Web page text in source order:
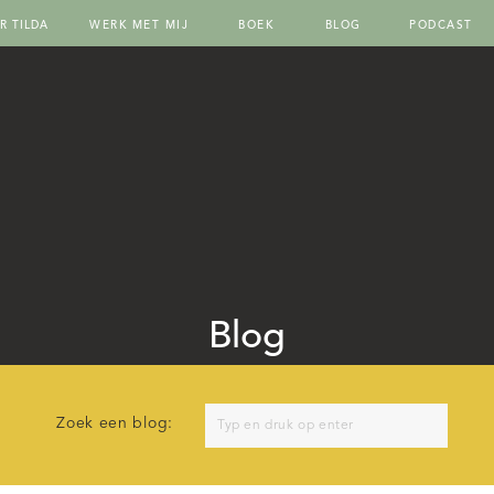
TILDA BOEK
WERK MET MIJ BLOG PODCAST
Blog
Zoek een blog:
Search
for: